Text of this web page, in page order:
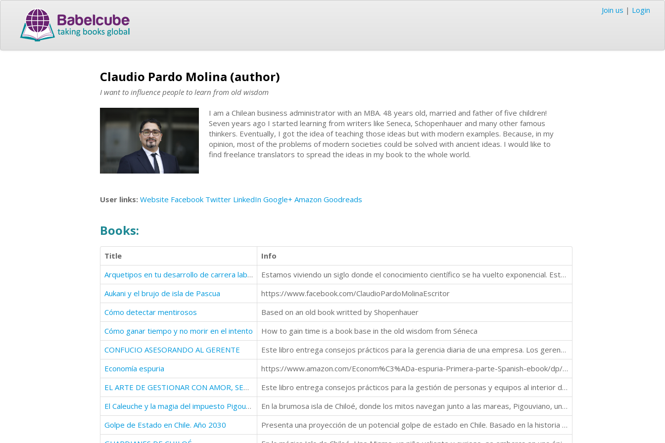
Join us | Login
Claudio Pardo Molina (author)
I want to influence people to learn from old wisdom
I am a Chilean business administrator with an MBA. 48 years old, married and father of five children!
Seven years ago I started learning from writers like Seneca, Schopenhauer and many other famous
thinkers. Eventually, I got the idea of teaching those ideas but with modern examples. Because, in my
opinion, most of the problems of modern societies could be solved with ancient ideas. I would like to
find freelance translators to spread the ideas in my book to the whole world.
User links: Website Facebook Twitter LinkedIn Google+ Amazon Goodreads
Books:
Title
Info
Arquetipos en tu desarrollo de carrera laboral
Estamos viviendo un siglo donde el conocimiento científico se ha vuelto exponencial. Este conocimiento se ha insertado en el mercado laboral tímidamente limitado más que todo por la democratización de sus aplicaciones prácticas. He escrito este libro co
Aukani y el brujo de isla de Pascua
https://www.facebook.com/ClaudioPardoMolinaEscritor
Cómo detectar mentirosos
Based on an old book writted by Shopenhauer
Cómo ganar tiempo y no morir en el intento
How to gain time is a book base in the old wisdom from Séneca
CONFUCIO ASESORANDO AL GERENTE
Este libro entrega consejos prácticos para la gerencia diaria de una empresa. Los gerentes tenemos que lidiar a cada instante con problemas éticos o morales y no contamos necesariamente con una formación académica para responder a estos retos. Debido a
Economía espuria
https://www.amazon.com/Econom%C3%ADa-espuria-Primera-parte-Spanish-ebook/dp/B07Y42916G/ref=sr_1_2?dchild=1&keywords=claudio+pardo+molina&qid=1586567315&s=books&sr=1-2
EL ARTE DE GESTIONAR CON AMOR, SEGÚN ERICH FROMM
Este libro entrega consejos prácticos para la gestión de personas y equipos al interior de una empresa. Los gerentes tenemos que lidiar a cada instante con emociones que van desde amor e incluso temor a los grupos que gestionamos, sin contar necesariament
El Caleuche y la magia del impuesto Pigouviano
En la brumosa isla de Chiloé, donde los mitos navegan junto a las mareas, Pigouviano, un joven curioso y astuto, descubre un problema que pone en peligro a la comunidad: la contaminación causada por la producción masiva de gorros de lana mágicos. A simple
Golpe de Estado en Chile. Año 2030
Presenta una proyección de un potencial golpe de estado en Chile. Basado en la historia que repite crisis en Chile cada 40 años